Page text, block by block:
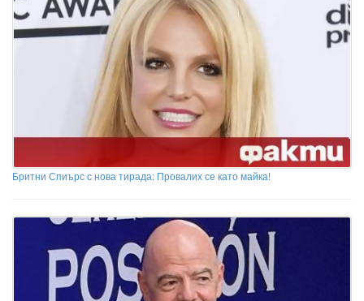
Бритни Спиърс с нова тирада: Провалих се като майка!